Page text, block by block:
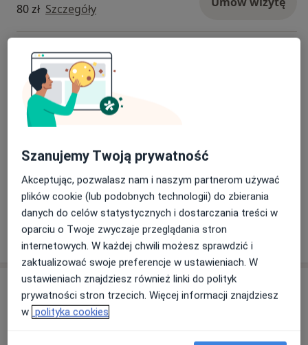
80 zł Szczegóły
Indywidualny plan żywieniowy
Od 200 zł Szczegóły
Konsultacja kontrolna
150 zł Szczegóły
Konsultacja online
100 zł Szczegóły
W jaki sposób ustalane są ceny?
Adresy (3)
Adres 1 Adres 2
Szanujemy Twoją prywatność
Akceptując, pozwalasz nam i naszym partnerom używać
plików cookie (lub podobnych technologii) do zbierania
danych do celów statystycznych i dostarczania treści w
oparciu o Twoje zwyczaje przeglądania stron
internetowych. W każdej chwili możesz sprawdzić i
zaktualizować swoje preferencje w ustawieniach. W
ustawieniach znajdziesz również linki do polityk
prywatności stron trzecich. Więcej informacji znajdziesz
w polityka cookies